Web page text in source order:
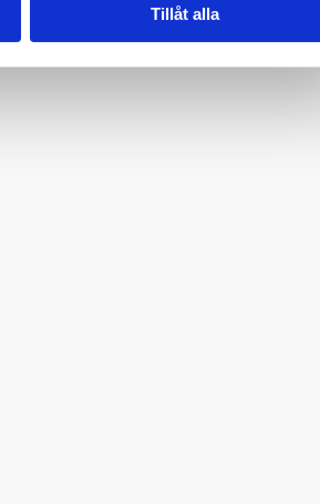
Tillåt alla